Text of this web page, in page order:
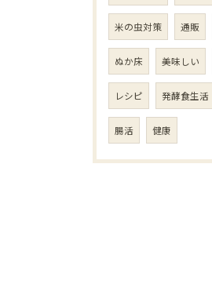
米の虫対策 通販
ぬか床 美味しい
レシピ 発酵食生活
腸活 健康